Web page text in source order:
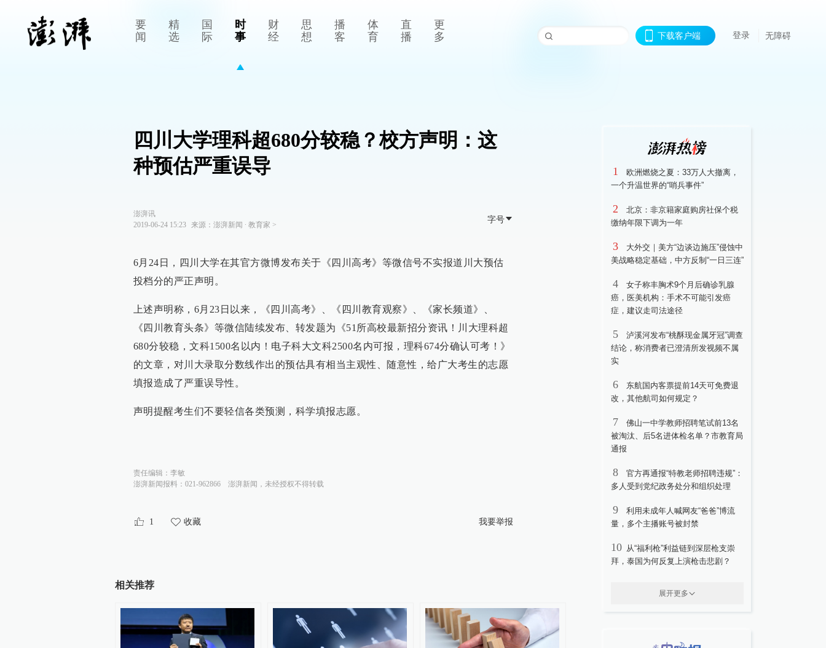
要
闻
精
选
国
际
时
事
财
经
思
想
播
客
体
育
直
播
更
多
下载客户端 登录 无障碍
四川大学理科超680分较稳？校方声明：这
种预估严重误导
澎湃讯
2019-06-24 15:23
来源： 澎湃新闻 ∙ 教育家 >
字号
6月24日，四川大学在其官方微博发布关于《四川高考》等微信号不实报道川大预估
投档分的严正声明。
上述声明称，6月23日以来，《四川高考》、《四川教育观察》、《家长频道》、
《四川教育头条》等微信陆续发布、转发题为《51所高校最新招分资讯！川大理科超
680分较稳，文科1500名以内！电子科大文科2500名内可报，理科674分确认可考！》
的文章，对川大录取分数线作出的预估具有相当主观性、随意性，给广大考生的志愿
填报造成了严重误导性。
声明提醒考生们不要轻信各类预测，科学填报志愿。
责任编辑： 李敏
澎湃新闻报料：021-962866
澎湃新闻，未经授权不得转载
1 收藏 我要举报
相关推荐
1
欧洲燃烧之夏：33万人大撤离，
一个升温世界的“哨兵事件”
2
北京：非京籍家庭购房社保个税
缴纳年限下调为一年
3
大外交｜美方“边谈边施压”侵蚀中
美战略稳定基础，中方反制“一日三连”
4
女子称丰胸术9个月后确诊乳腺
癌，医美机构：手术不可能引发癌
症，建议走司法途径
5
泸溪河发布“桃酥现金属牙冠”调查
结论，称消费者已澄清所发视频不属
实
6
东航国内客票提前14天可免费退
改，其他航司如何规定？
7
佛山一中学教师招聘笔试前13名
被淘汰、后5名进体检名单？市教育局
通报
8
官方再通报“特教老师招聘违规”：
多人受到党纪政务处分和组织处理
9
利用未成年人喊网友“爸爸”博流
量，多个主播账号被封禁
10 从“福利枪”利益链到深层枪支崇
拜，泰国为何反复上演枪击悲剧？
展开更多